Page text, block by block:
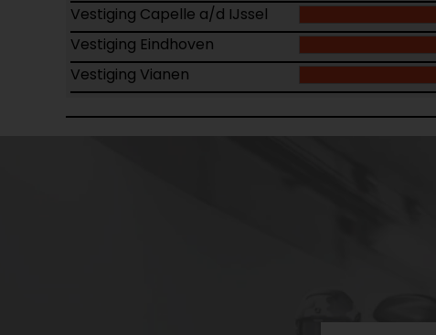
Vestiging Capelle a/d IJssel
Vestiging Eindhoven
Vestiging Vianen